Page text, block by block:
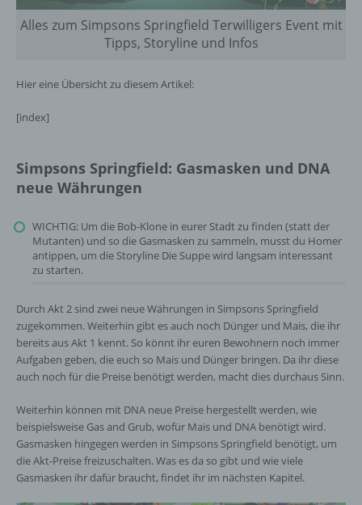
Alles zum Simpsons Springfield Terwilligers Event mit
Tipps, Storyline und Infos
Hier eine Übersicht zu diesem Artikel:
[index]
Simpsons Springfield: Gasmasken und DNA
neue Währungen
WICHTIG: Um die Bob-Klone in eurer Stadt zu finden (statt der
Mutanten) und so die Gasmasken zu sammeln, musst du Homer
antippen, um die Storyline Die Suppe wird langsam interessant
zu starten.
Durch Akt 2 sind zwei neue Währungen in Simpsons Springfield
zugekommen. Weiterhin gibt es auch noch Dünger und Mais, die ihr
bereits aus Akt 1 kennt. So könnt ihr euren Bewohnern noch immer
Aufgaben geben, die euch so Mais und Dünger bringen. Da ihr diese
auch noch für die Preise benötigt werden, macht dies durchaus Sinn.
Weiterhin können mit DNA neue Preise hergestellt werden, wie
beispielsweise Gas and Grub, wofür Mais und DNA benötigt wird.
Gasmasken hingegen werden in Simpsons Springfield benötigt, um
die Akt-Preise freizuschalten. Was es da so gibt und wie viele
Gasmasken ihr dafür braucht, findet ihr im nächsten Kapitel.